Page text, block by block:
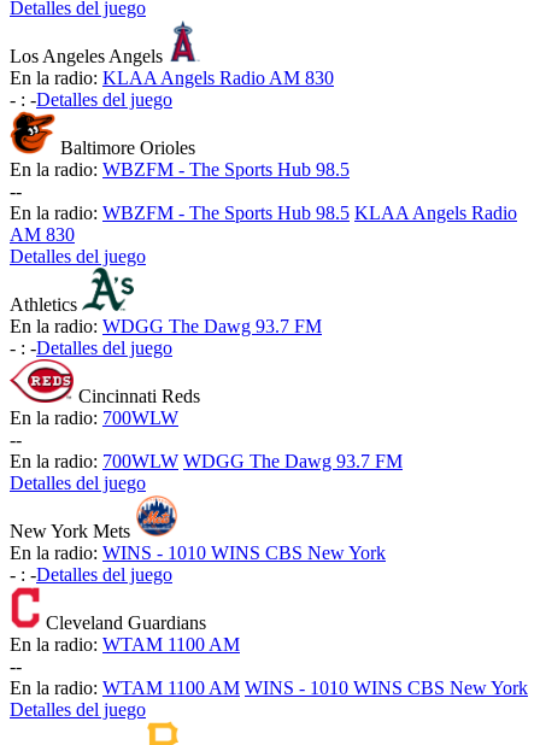
Detalles del juego
Los Angeles Angels
En la radio: KLAA Angels Radio AM 830
- : -Detalles del juego
Baltimore Orioles
En la radio: WBZFM - The Sports Hub 98.5
--
En la radio: WBZFM - The Sports Hub 98.5 KLAA Angels Radio
AM 830
Detalles del juego
Athletics
En la radio: WDGG The Dawg 93.7 FM
- : -Detalles del juego
Cincinnati Reds
En la radio: 700WLW
--
En la radio: 700WLW WDGG The Dawg 93.7 FM
Detalles del juego
New York Mets
En la radio: WINS - 1010 WINS CBS New York
- : -Detalles del juego
Cleveland Guardians
En la radio: WTAM 1100 AM
--
En la radio: WTAM 1100 AM WINS - 1010 WINS CBS New York
Detalles del juego